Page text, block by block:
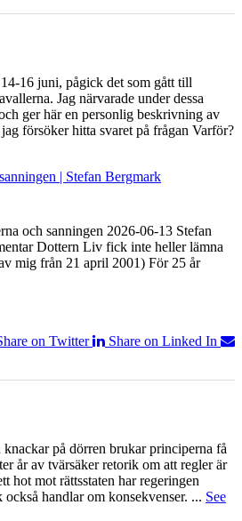
16 juni, pågick det som gått till
Jag närvarade under dessa
ger här en personlig beskrivning av
försöker hitta svaret på frågan Varför?
| Stefan Bergmark
och sanningen 2026-06-13 Stefan
Dottern Liv fick inte heller lämna
mig från 21 april 2001) För 25 år
on Twitter
Share on Linked In
på dörren brukar principerna få
år av tvärsäker retorik om att regler är
hot mot rättsstaten har regeringen
handlar om konsekvenser. ... See